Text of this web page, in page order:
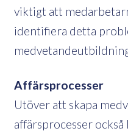
viktigt att
identifiera detta
Affärsprocesser
Utöver att skapa
affärsprocesser